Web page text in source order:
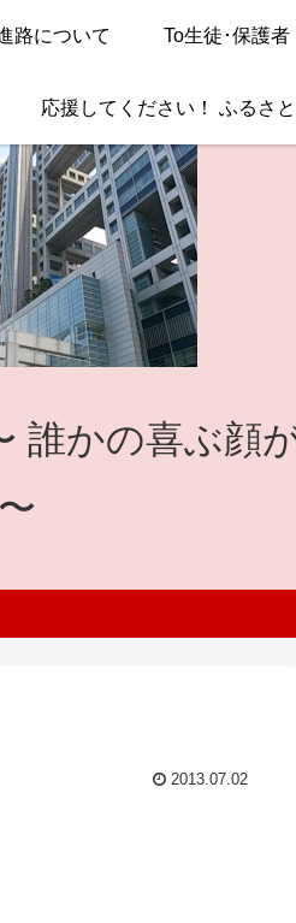
路について To生徒･保護者
応援してください！ ふるさ
誰かの喜ぶ顔
〜
2013.07.02